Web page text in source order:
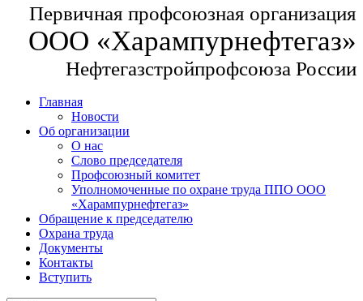
Первичная профсоюзная организация
ООО «Харампурнефтегаз»
Нефтегазстройпрофсоюза России
Главная
Новости
Об организации
О нас
Слово председателя
Профсоюзный комитет
Уполномоченные по охране труда ППО ООО
«Харампурнефтегаз»
Обращение к председателю
Охрана труда
Документы
Контакты
Вступить